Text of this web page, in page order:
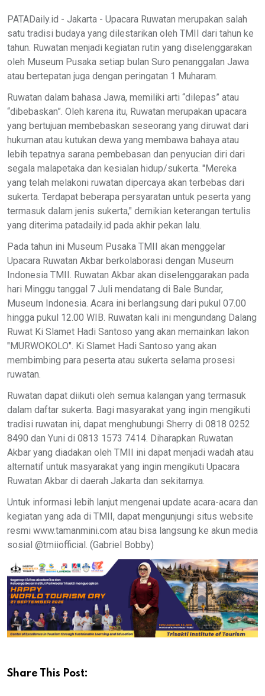
PATADaily.id - Jakarta - Upacara Ruwatan merupakan salah
satu tradisi budaya yang dilestarikan oleh TMII dari tahun ke
tahun. Ruwatan menjadi kegiatan rutin yang diselenggarakan
oleh Museum Pusaka setiap bulan Suro penanggalan Jawa
atau bertepatan juga dengan peringatan 1 Muharam.
Ruwatan dalam bahasa Jawa, memiliki arti “dilepas” atau
“dibebaskan”. Oleh karena itu, Ruwatan merupakan upacara
yang bertujuan membebaskan seseorang yang diruwat dari
hukuman atau kutukan dewa yang membawa bahaya atau
lebih tepatnya sarana pembebasan dan penyucian diri dari
segala malapetaka dan kesialan hidup/sukerta. "Mereka
yang telah melakoni ruwatan dipercaya akan terbebas dari
sukerta. Terdapat beberapa persyaratan untuk peserta yang
termasuk dalam jenis sukerta," demikian keterangan tertulis
yang diterima patadaily.id pada akhir pekan lalu.
Pada tahun ini Museum Pusaka TMII akan menggelar
Upacara Ruwatan Akbar berkolaborasi dengan Museum
Indonesia TMII. Ruwatan Akbar akan diselenggarakan pada
hari Minggu tanggal 7 Juli mendatang di Bale Bundar,
Museum Indonesia. Acara ini berlangsung dari pukul 07.00
hingga pukul 12.00 WIB. Ruwatan kali ini mengundang Dalang
Ruwat Ki Slamet Hadi Santoso yang akan memainkan lakon
"MURWOKOLO". Ki Slamet Hadi Santoso yang akan
membimbing para peserta atau sukerta selama prosesi
ruwatan.
Ruwatan dapat diikuti oleh semua kalangan yang termasuk
dalam daftar sukerta. Bagi masyarakat yang ingin mengikuti
tradisi ruwatan ini, dapat menghubungi Sherry di 0818 0252
8490 dan Yuni di 0813 1573 7414. Diharapkan Ruwatan
Akbar yang diadakan oleh TMII ini dapat menjadi wadah atau
alternatif untuk masyarakat yang ingin mengikuti Upacara
Ruwatan Akbar di daerah Jakarta dan sekitarnya.
Untuk informasi lebih lanjut mengenai update acara-acara dan
kegiatan yang ada di TMII, dapat mengunjungi situs website
resmi www.tamanmini.com atau bisa langsung ke akun media
sosial @tmiiofficial. (Gabriel Bobby)
Share This Post: